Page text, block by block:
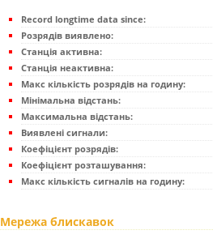
Record longtime data since:
Розрядів виявлено:
Станція активна:
Станція неактивна:
Макс кількість розрядів на годину:
Мінімальна відстань:
Максимальна відстань:
Виявлені сигнали:
Коефіцієнт розрядів:
Коефіцієнт розташування:
Макс кількість сигналів на годину:
Мережа блискавок